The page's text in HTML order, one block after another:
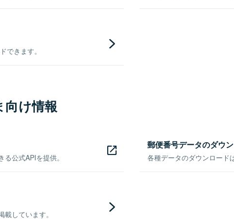
できます。
向け情報
公式APIを提供。
郵便番号データのダウ
各種データのダウンロード
しています。